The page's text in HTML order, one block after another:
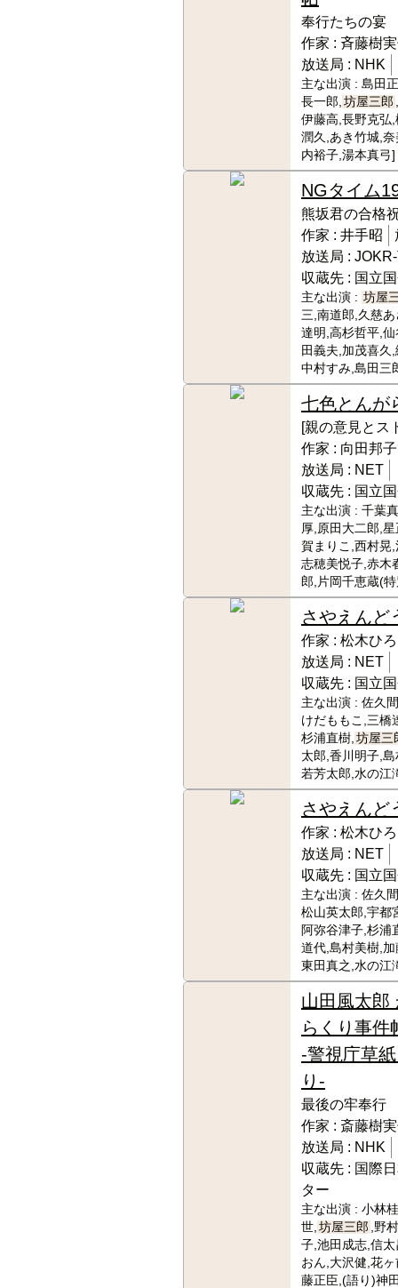
奉行たちの宴
作家 : 斉藤樹
放送局 : NHK
主な出演 : 島田
長一郎, 坊屋三郎
伊藤高,長野克弘
潤久,あき竹城,
内裕子,湯本真弓]
NGタイム
熊坂君の合格
作家 : 井手昭
放送局 :
収蔵先 : 国立
主な出演 : 坊屋
三,南道郎,久慈
達明,高杉哲平,
田義夫,加茂喜久
中村すみ,島田三
七色とんが
[親の意見とス
作家 : 向田邦子
放送局 : NET
収蔵先 : 国立
主な出演 : 千葉
厚,原田大二郎,
賀まりこ,西村晃
志穂美悦子,赤木
郎,片岡千恵蔵(
さやえんど
作家 : 松木ひ
放送局 : NET
収蔵先 : 国立
主な出演 : 佐久
けだももこ,三橋
杉浦直樹, 坊屋三
太郎,香川明子,
若芳太郎,水の江
さやえんど
作家 : 松木ひ
放送局 : NET
収蔵先 : 国立
主な出演 : 佐久
松山英太郎,宇都
阿弥谷津子,杉浦
道代,島村美樹,
東田真之,水の江
山田風太郎
らくり事件
-警視庁草
り-
最後の牢奉行
作家 : 斎藤樹
放送局 : NHK
収蔵先 : 国際
ター
主な出演 : 小林
世, 坊屋三郎 ,野
子,池田成志,信
おん,大沢健,花
藤正臣,(語り)神